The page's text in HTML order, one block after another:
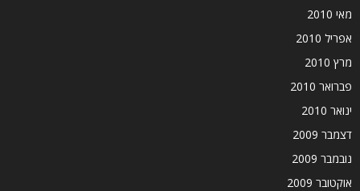
מאי 2010
אפריל 2010
מרץ 2010
פברואר 2010
ינואר 2010
דצמבר 2009
נובמבר 2009
אוקטובר 2009